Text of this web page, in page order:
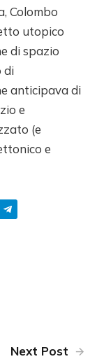
Colombo
utopico
di spazio
di
anticipava di
e
(e
e
Next Post